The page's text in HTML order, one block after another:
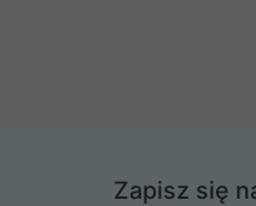
Zapisz się